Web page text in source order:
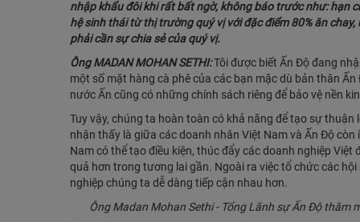
nhập khẩu đôi khi rất bất ngờ, không báo trước như: hạn
hệ sinh thái từ thị trường quý vị với đặc điểm 80% ăn
phải cần sự chia sẻ của quý vị.
Ông MADAN MOHAN SETHI:Tôi được biết Ấn Độ đang
một số mặt hàng cà phê của các bạn mặc dù bản thân
nước Ấn cũng có những chính sách riêng để bảo vệ nền
Tuy vậy, chúng ta hoàn toàn có khả năng để tạo sự
nhận thấy là giữa các doanh nhân Việt Nam và Ấn Độ
Nam có thể tạo điều kiện, thúc đẩy các doanh nghiệp
quả hơn trong tương lai gần. Ngoài ra việc tổ chức các
nghiệp chúng ta dễ dàng tiếp cận nhau hơn.
Ông Madan Mohan Sethi - Tổng Lãnh sự Ấn Độ